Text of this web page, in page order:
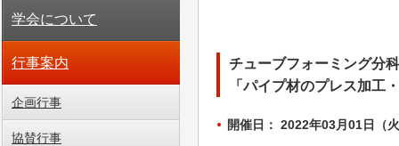
チューブフォーミング分
「パイプ材のプレス加工
開催日： 2022年03月01日（
学会について
行事案内
企画行事
協賛行事